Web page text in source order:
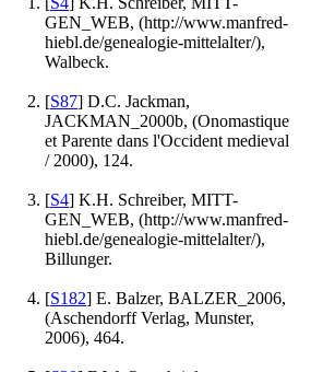
GEN_WEB, (http://www.manfred-
hiebl.de/genealogie-mittelalter/),
Walbeck.
[S87] D.C. Jackman,
JACKMAN_2000b, (Onomastique
et Parente dans l'Occident medieval
/ 2000), 124.
[S4] K.H. Schreiber, MITT-
GEN_WEB, (http://www.manfred-
hiebl.de/genealogie-mittelalter/),
Billunger.
[S182] E. Balzer, BALZER_2006,
(Aschendorff Verlag, Munster,
2006), 464.